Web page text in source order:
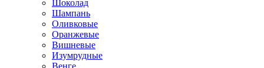
Шоколад
Шампань
Оливковые
Оранжевые
Вишневые
Изумрудные
Венге